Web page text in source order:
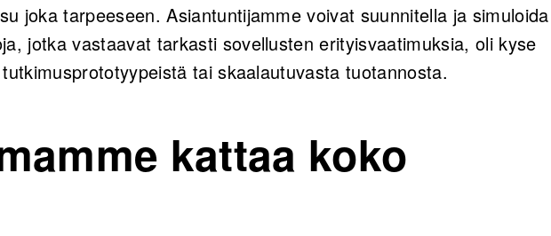
joka tarpeeseen. Asiantuntijamme voivat suunnitella ja simuloida
jotka vastaavat tarkasti sovellusten erityisvaatimuksia, oli kyse
tai skaalautuvasta tuotannosta.
kattaa koko